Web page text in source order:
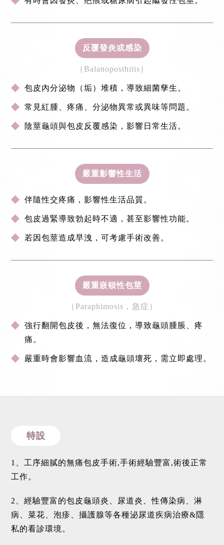
反覆發炎或感染
（Balanoposthitis）
包皮內分泌物（垢）堆積，導致細菌孳生。
常見紅腫、疼痛、分泌物異常或異味等問題。
陰莖龜頭與包皮反覆感染，影響日常生活。
嚴重影響性生活
伴隨性交疼痛，影響性生活品質。
包皮過緊導致勃起時不適，甚至影響性功能。
若因包莖造成早洩，可考慮手術改善。
嚴重嵌頓性包莖
（Paraphimosis，急症）
強行翻開包皮後，無法復位，導致龜頭腫脹、疼
痛。
嚴重時會影響血流，造成龜頭壞死，需立即處理。
特設
1、工序細膩的無痛包皮手術,手術經驗豐富,術後正常
工作。
2、經驗豐富的包皮龜頭炎、尿道炎、性傳染病、淋
病、菜花、泡疹、攝護腺等各種泌尿道疾病治療&隱
私的看診環境。